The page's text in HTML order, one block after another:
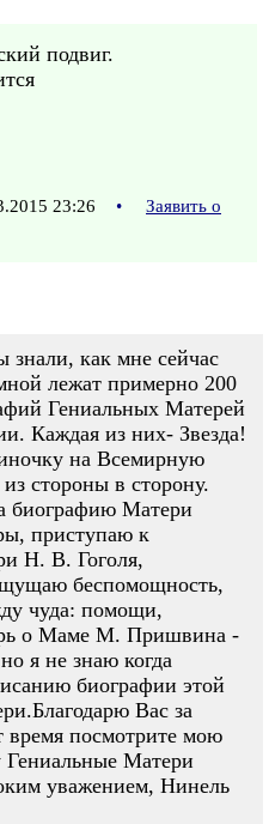
подвиг.
23:26 •
Заявить о
как мне сейчас
лежат примерно 200
Гениальных Матерей
Каждая из них- Звезда!
на Всемирную
стороны в сторону.
биографию Матери
приступаю к
Н. В. Гоголя,
беспомощность,
чуда: помощи,
о Маме М. Пришвина -
я не знаю когда
биографии этой
Вас за
время посмотрите мою
Гениальные Матери
уважением, Нинель